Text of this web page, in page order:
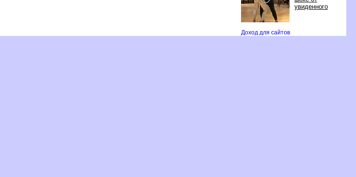
увиденного
Доход для сайто